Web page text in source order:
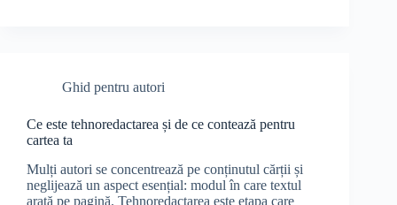
Ghid pentru autori
Ce este tehnoredactarea și de ce contează pentru
cartea ta
Mulți autori se concentrează pe conținutul cărții și
neglijează un aspect esențial: modul în care textul
arată pe pagină. Tehnoredactarea este etapa care